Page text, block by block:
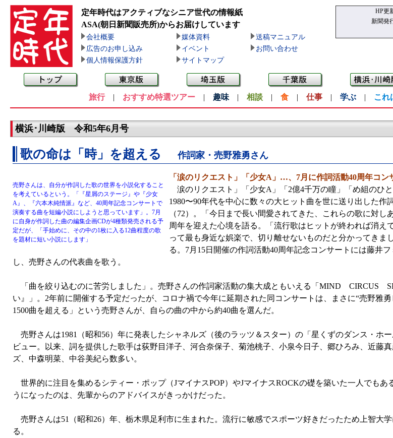
定年時代はアクティブなシニア世代の情報紙
ASA(朝日新聞販売所)からお届けしています
会社概要 媒体資料
送稿マニュアル
広告のお申し込み
イベント
お問い合わせ
個人情報保護方針
サイトマップ
HP更
新聞発
旅行| おすすめ特選ツアー | 趣味 | 相談 | 食 | 仕事 | 学ぶ | これ
横浜･川崎版 令和5年6月号
歌の命は「時」を超える 作詞家・売野雅勇さん
売野さんは、自分が作詞した歌の世界を小説化すること
を考えているという。「『星屑のステージ』や『少女
A』、『六本木純情派』など、40周年記念コンサートで
演奏する曲を短編小説にしようと思っています」。7月
に自身が作詞した曲の編集企画CDが4種類発売される予
定だが、「手始めに、その中の1枚に入る12曲程度の歌
を題材に短い小説にします」
「涙のリクエスト」「少女A」…、7月に作詞活動40周年コン
涙のリクエスト」「少女A」「2億4千万の瞳」「め組のひ
1980〜90年代を中心に数々の大ヒット曲を世に送り出した作
（72）。「今日まで長い間愛されてきた、これらの歌に対
周年を迎えた心境を語る。「流行歌はヒットが終われば消え
って最も身近な娯楽で、切り離せないものだと分かってきま
る。7月15日開催の作詞活動40周年記念コンサートには藤井
し、売野さんの代表曲を歌う。
「曲を絞り込むのに苦労しました」。売野さんの作詞家活動の集大成ともいえる「MIND CIRCUS
い』」。2年前に開催する予定だったが、コロナ禍で今年に延期された同コンサートは、まさに“売野雅
1500曲を超える」という売野さんが、自らの曲の中から約40曲を選んだ。
売野さんは1981（昭和56）年に発表したシャネルズ（後のラッツ＆スター）の「星くずのダンス・ホ
ビュー。以来、詞を提供した歌手は荻野目洋子、河合奈保子、菊池桃子、小泉今日子、郷ひろみ、近藤
ズ、中森明菜、中谷美紀ら数多い。
世界的に注目を集めるシティー・ポップ（JマイナスPOP）やJマイナスROCKの礎を築いた一人でもあ
うになったのは、先輩からのアドバイスがきっかけだった。
売野さんは51（昭和26）年、栃木県足利市に生まれた。流行に敏感でスポーツ好きだったため上智大
る。